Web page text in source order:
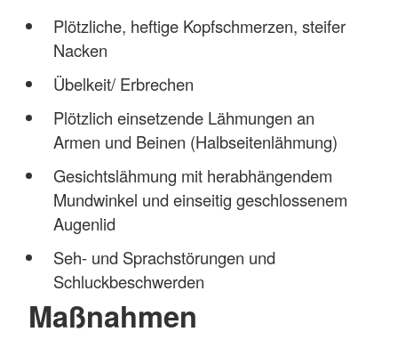
Plötzliche, heftige Kopfschmerzen, steifer
Nacken
Übelkeit/ Erbrechen
Plötzlich einsetzende Lähmungen an
Armen und Beinen (Halbseitenlähmung)
Gesichtslähmung mit herabhängendem
Mundwinkel und einseitig geschlossenem
Augenlid
Seh- und Sprachstörungen und
Schluckbeschwerden
Maßnahmen